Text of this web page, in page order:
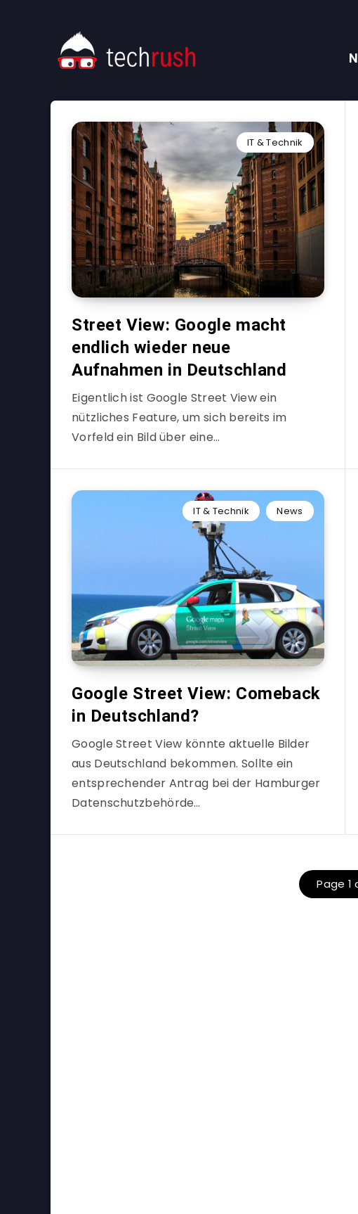
IT & Technik
Street View: Google macht
endlich wieder neue
Aufnahmen in Deutschland
Eigentlich ist Google Street View ein
nützliches Feature, um sich bereits im
Vorfeld ein Bild über eine…
IT & Technik News
Google Street View: Comeback
in Deutschland?
Google Street View könnte aktuelle Bilder
aus Deutschland bekommen. Sollte ein
entsprechender Antrag bei der Hamburger
Datenschutzbehörde…
Page 1